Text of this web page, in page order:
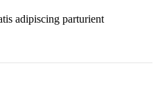
adipiscing parturient